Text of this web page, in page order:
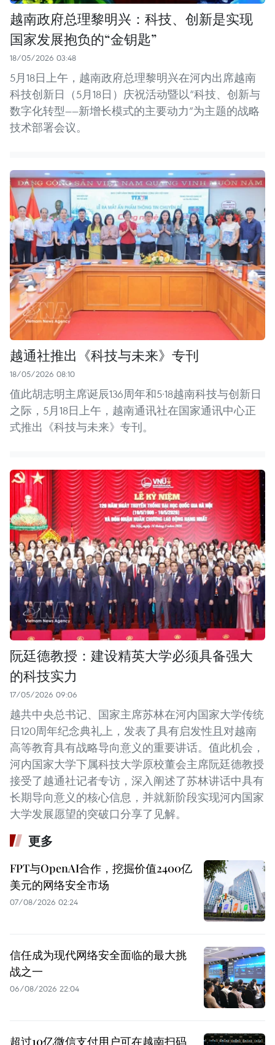
越南政府总理黎明兴：科技、创新是实现
国家发展抱负的“金钥匙”
18/05/2026 03:48
5月18日上午，越南政府总理黎明兴在河内出席越南
科技创新日（5月18日）庆祝活动暨以“科技、创新与
数字化转型——新增长模式的主要动力”为主题的战略
技术部署会议。
越通社推出《科技与未来》专刊
18/05/2026 08:10
值此胡志明主席诞辰136周年和5·18越南科技与创新日
之际，5月18日上午，越南通讯社在国家通讯中心正
式推出《科技与未来》专刊。
阮廷德教授：建设精英大学必须具备强大
的科技实力
17/05/2026 09:06
越共中央总书记、国家主席苏林在河内国家大学传统
日120周年纪念典礼上，发表了具有启发性且对越南
高等教育具有战略导向意义的重要讲话。值此机会，
河内国家大学下属科技大学原校董会主席阮廷德教授
接受了越通社记者专访，深入阐述了苏林讲话中具有
长期导向意义的核心信息，并就新阶段实现河内国家
大学发展愿望的突破口分享了见解。
更多
FPT与OpenAI合作，挖掘价值2400亿
美元的网络安全市场
07/08/2026 02:24
信任成为现代网络安全面临的最大挑
战之一
06/08/2026 22:04
超过10亿微信支付用户可在越南扫码